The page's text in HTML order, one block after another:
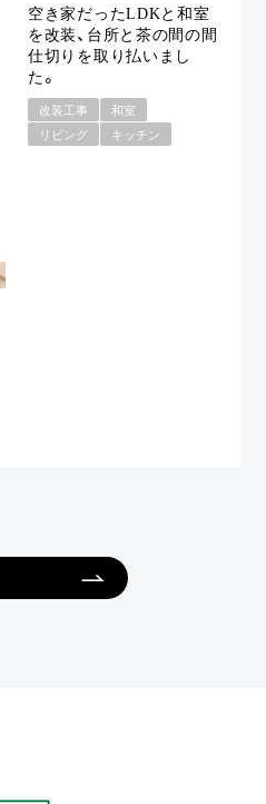
空き家だったLDKと和室
を改装、台所と茶の間の間
仕切りを取り払いまし
た。
改装工事
和室
リビング
キッチン